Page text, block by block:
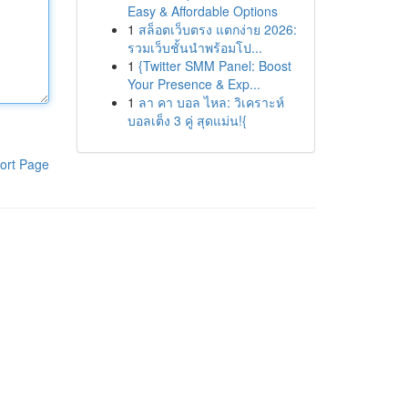
Page
Easy & Affordable Options
1 สล็อตเว็บตรง แตกง่าย 2026:
รวมเว็บชั้นนำพร้อมโป...
1 {Twitter SMM Panel: Boost
Your Presence & Exp...
1 ลา คา บอล ไหล: วิเคราะห์
บอลเต็ง 3 คู่ สุดแม่น!{